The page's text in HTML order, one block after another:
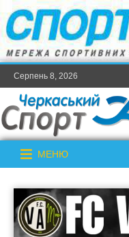
Серпень 8, 2026
МЕНЮ